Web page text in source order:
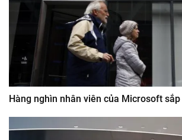
Hàng nghìn nhân viên của Microsoft